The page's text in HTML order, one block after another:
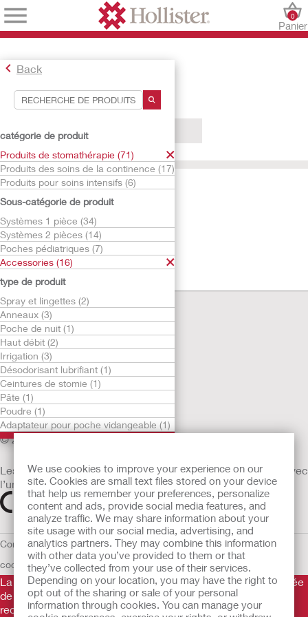
We use cookies to improve your experience on our
site. Cookies are small text files stored on your device
that help us remember your preferences, personalize
content and ads, provide social media features, and
analyze traffic. We may share information about your
site usage with our social media, advertising, and
analytics partners. They may combine this information
with other data you’ve provided to them or that
they’ve collected from your use of their services.
Depending on your location, you may have the right to
opt out of the sharing or sale of your personal
information through cookies. You can manage your
Panier
0
Back
catégorie de produit
Produits de stomathérapie (71)
Produits des soins de la continence (17)
Produits pour soins intensifs (6)
Sous-catégorie de produit
Systèmes 1 pièce (34)
Systèmes 2 pièces (14)
Poches pédiatriques (7)
Accessories (16)
type de produit
Spray et lingettes (2)
Anneaux (3)
Poche de nuit (1)
Haut débit (2)
Irrigation (3)
Désodorisant lubrifiant (1)
Ceintures de stomie (1)
Pâte (1)
Poudre (1)
Adaptateur pour poche vidangeable (1)
Outils de recherche
Vos sélections:
Produits de stomathérapie
Accessories
Supports pour stomie latérale
Votre sélection correspond à
Trier par:
STOMATHÉRAPIE
SOINS DE LA CONTINENCE
PRODUITS
À PROPOS DE HOLLISTER
© 2026 Hollister Incorporated
Les dispositifs médicaux vendus dans l’UE sont marqués avec
l’un des symboles suivants selon le besoin
Conditions d'utilisationPolitique de confidentialitéUtilisation des
cookies UE Avis au Dénonciateur
La Gamme de produits Hollister stomathérapie est constituée
de dispositifs d’appareillage d’une stomie permettant le
recueil des effluents. Il s’agit de dispositifs médicaux